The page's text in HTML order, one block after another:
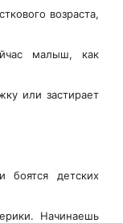
возраста,
малыш, как
или застирает
боятся детских
Начинаешь